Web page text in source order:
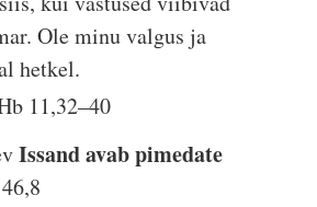
Ole minu valgus ja
hetkel.
11,32–40
Issand avab pimedate